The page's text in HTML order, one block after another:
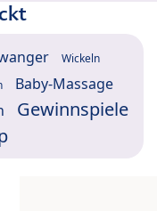
Wickeln
Baby-Massage
Gewinnspiele